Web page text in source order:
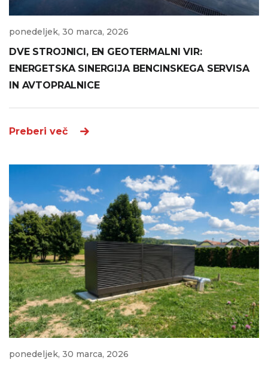
ponedeljek, 30 marca, 2026
DVE STROJNICI, EN GEOTERMALNI VIR:
ENERGETSKA SINERGIJA BENCINSKEGA SERVISA
IN AVTOPRALNICE
Preberi več
ponedeljek, 30 marca, 2026